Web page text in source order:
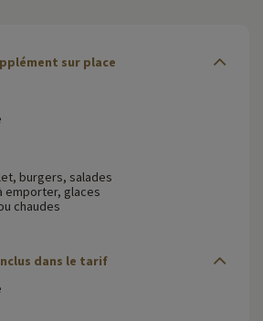
sur place
burgers, salades
emporter, glaces
chaudes
dans le tarif